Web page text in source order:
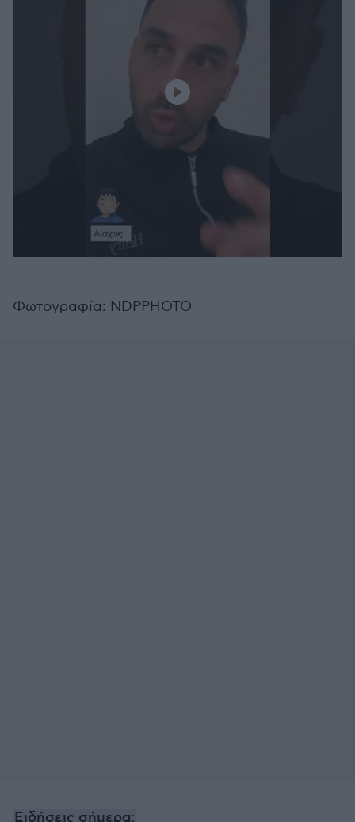
Φωτογραφία: NDPPHOTO
Ειδήσεις σήμερα: